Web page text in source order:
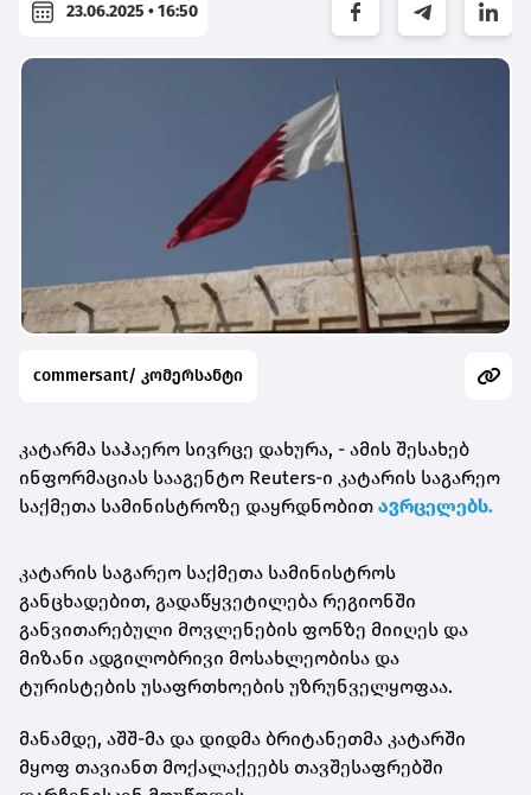
23.06.2025 • 16:50
commersant/ კომერსანტი
კატარმა საჰაერო სივრცე დახურა, - ამის შესახებ
ინფორმაციას სააგენტო Reuters-ი კატარის საგარეო
საქმეთა სამინისტროზე დაყრდნობით ავრცელებს.
კატარის საგარეო საქმეთა სამინისტროს
განცხადებით, გადაწყვეტილება რეგიონში
განვითარებული მოვლენების ფონზე მიიღეს და
მიზანი ადგილობრივი მოსახლეობისა და
ტურისტების უსაფრთხოების უზრუნველყოფაა.
მანამდე, აშშ-მა და დიდმა ბრიტანეთმა კატარში
მყოფ თავიანთ მოქალაქეებს თავშესაფრებში